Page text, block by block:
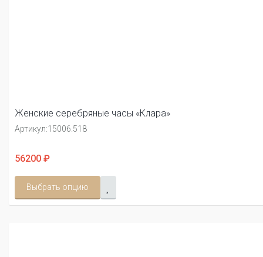
Женские серебряные часы «Клара»
Артикул:15006.518
56200 ₽
Выбрать опцию